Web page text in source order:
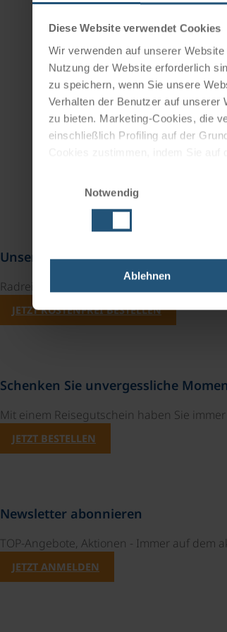
Diese Website verwendet Cookies
Wir verwenden auf unserer
Nutzung der Website erforderlich
zu speichern, wenn Sie unsere
Verhalten der Benutzer auf
zu bieten. Marketing-Cookies, die
einschließlich Profiling auf der
Impressum Datenschutz
Notwendig
Ablehnen
Unsere Reisekataloge
Radreisen, Kreuzfahrten und
JETZT KOSTENFREI BESTELLEN
Schenken Sie unvergessliche
Mit einem Reisegutschein haben Sie
JETZT BESTELLEN
Newsletter abonnieren
TOP-Angebote, Aktionen - Immer auf dem
JETZT ANMELDEN